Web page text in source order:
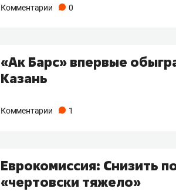
Комментарии 0
«Ак Барс» впервые
Казань
Комментарии 1
Еврокомиссия: Снизить
«чертовски тяжело»